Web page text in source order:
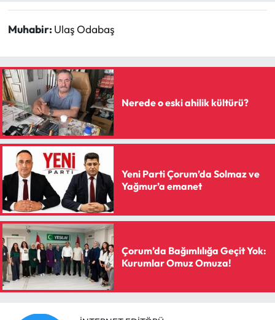
Muhabir: Ulaş Odabaş
Nerede o eski ahilik kültürü?
Yeni Parti Çorum’da Solmaz ve
Yağmur’a emanet
Çorum’da Bağımlılığa Geçit Yok:
Kurumlar Omuz Omuza!
Laçin Haberleri
Mecitözü Haberleri
Oğuzlar Haberleri
Ortaköy Haberleri
Osmancık Haberleri
Otomotiv
Resmi İlan
Resmi Reklam